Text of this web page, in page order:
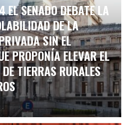
EL SENADO DEBATE LA
DE LA
SIN EL
PROPONÍA ELEVAR EL
TIERRAS RURALES